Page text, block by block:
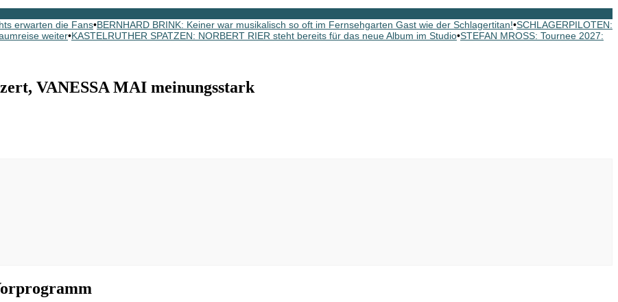
erwarten die Fans•BERNHARD BRINK: Keiner war musikalisch so oft im Fernsehgarten Gast wie der Schlagertitan!•SCHLAGERPILOTEN:
weiter•KASTELRUTHER SPATZEN: NORBERT RIER steht bereits für das neue Album im Studio•STEFAN MROSS: Tournee 2027:
VANESSA MAI meinungsstark